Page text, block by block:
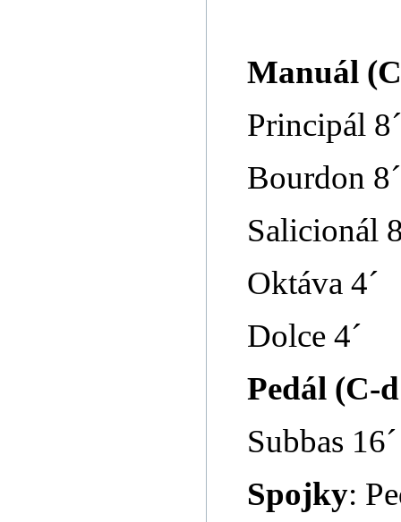
Manuál
Principál 8´
Bourdon 8´
Salicionál
Oktáva 4´
Dolce 4´
Pedál (C-
Subbas 16´
Spojky: